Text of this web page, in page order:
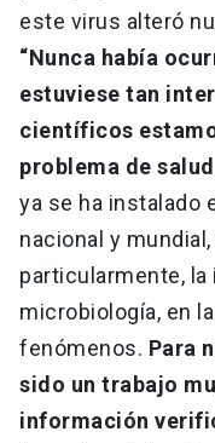
este virus alteró
“Nunca había
estuviese tan
científicos
problema de
ya se ha instalado
nacional y
particularmente, la
microbiología, en
fenómenos. Para
sido un trabajo
información